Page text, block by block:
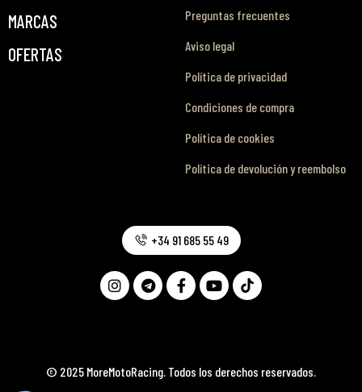
MARCAS
OFERTAS
Preguntas frecuentes
Aviso legal
Política de privacidad
Condiciones de compra
Política de cookies
Política de devolución y reembolso
© 2025 MoreMotoRacing. Todos los derechos reservados.
+34 91 685 55 49